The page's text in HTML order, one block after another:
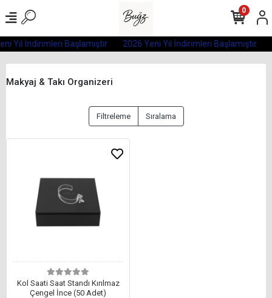
Yıl İndirimleri Başlamıştır 2026 Yeni Yıl İndirimleri Başlamıştır
0
Makyaj & Takı Organizeri
Filtreleme Sıralama
Kol Saati Saat Standı Kırılmaz
Çengel İnce (50 Adet)